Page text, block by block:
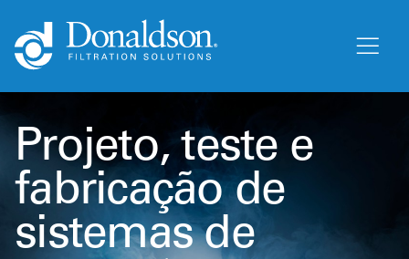
Projeto, teste e
fabricação de
sistemas de